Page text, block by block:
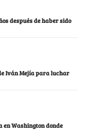
después de haber sido
Iván Mejía para luchar
en Washington donde